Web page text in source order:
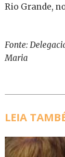
Rio Grande,
Fonte:
Maria
LEIA